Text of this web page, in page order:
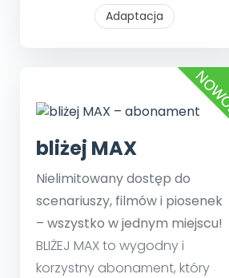
Adaptacja
bliżej MAX
Nielimitowany dostęp do
scenariuszy, filmów i piosenek
– wszystko w jednym miejscu!
BLIŻEJ MAX to wygodny i
korzystny abonament, który